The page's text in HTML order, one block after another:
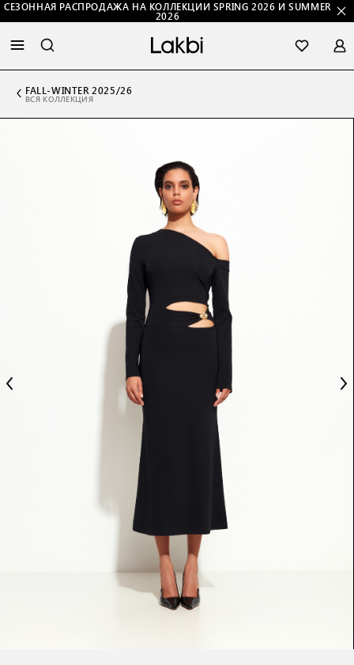
СЕЗОННАЯ РАСПРОДАЖА НА КОЛЛЕКЦИИ SPRING 2026 И SUMMER
2026
FALL-WINTER 2025/26
ВСЯ КОЛЛЕКЦИЯ